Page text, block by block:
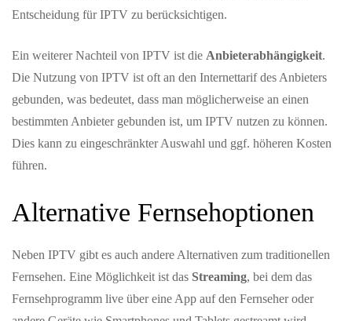
Entscheidung für IPTV zu berücksichtigen.
Ein weiterer Nachteil von IPTV ist die Anbieterabhängigkeit.
Die Nutzung von IPTV ist oft an den Internettarif des Anbieters
gebunden, was bedeutet, dass man möglicherweise an einen
bestimmten Anbieter gebunden ist, um IPTV nutzen zu können.
Dies kann zu eingeschränkter Auswahl und ggf. höheren Kosten
führen.
Alternative Fernsehoptionen
Neben IPTV gibt es auch andere Alternativen zum traditionellen
Fernsehen. Eine Möglichkeit ist das Streaming, bei dem das
Fernsehprogramm live über eine App auf den Fernseher oder